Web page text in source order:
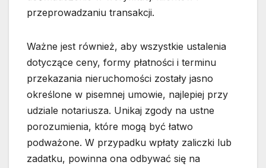
przeprowadzaniu transakcji.
Ważne jest również, aby wszystkie ustalenia
dotyczące ceny, formy płatności i terminu
przekazania nieruchomości zostały jasno
określone w pisemnej umowie, najlepiej przy
udziale notariusza. Unikaj zgody na ustne
porozumienia, które mogą być łatwo
podważone. W przypadku wpłaty zaliczki lub
zadatku, powinna ona odbywać się na